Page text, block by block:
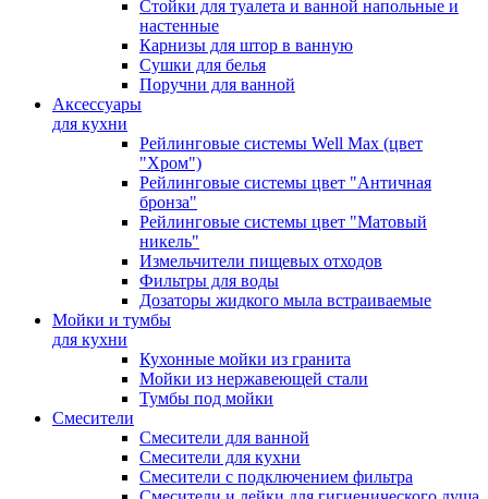
Стойки для туалета и ванной напольные и
настенные
Карнизы для штор в ванную
Сушки для белья
Поручни для ванной
Аксессуары
для кухни
Рейлинговые системы Well Max (цвет
"Хром")
Рейлинговые системы цвет "Античная
бронза"
Рейлинговые системы цвет "Матовый
никель"
Измельчители пищевых отходов
Фильтры для воды
Дозаторы жидкого мыла встраиваемые
Мойки и тумбы
для кухни
Кухонные мойки из гранита
Мойки из нержавеющей стали
Тумбы под мойки
Смесители
Смесители для ванной
Смесители для кухни
Смесители с подключением фильтра